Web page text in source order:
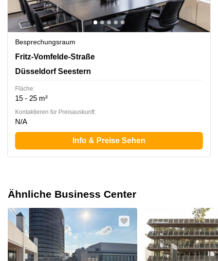
Besprechungsraum
Fritz-Vomfelde-Str. 34, Düsseldorf Seestern
Fritz-Vomfelde-Straße
Düsseldorf Seestern
Fläche:
15 - 25 m²
Kontaktieren für Preisauskunft:
N/A
Info & Preise Sehen
Ähnliche Business Center